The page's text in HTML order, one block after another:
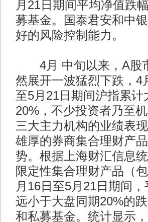
月21日期间平均净值跌
募基金。国泰君安和中
好的风险控制能力。
4月 中旬以来，A股
然展开一波猛烈下跌，4
至5月21日期间沪指累计
20%，不少投资者乃至
三大主力机构的业绩表
雄厚的券商集合理财产
势。根据上海财汇信息
限定性集合理财产品（
月16日至5月21日期间
远小于大盘同期20%的
和私募基金。统计显示